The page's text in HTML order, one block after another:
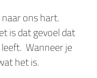
ons hart.
is dat gevoel dat
Wanneer je
het is.